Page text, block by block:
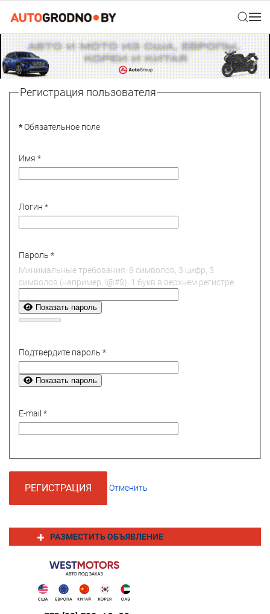
Регистрация пользователя
*Обязательное поле
Имя *
Логин *
Пароль *
Минимальные требования: 8 символов, 3 цифр, 3
символов (например, !@#$), 1 букв в верхнем регистре
Показать пароль
Подтвердите пароль *
Показать пароль
E-mail *
РЕГИСТРАЦИЯ Отменить
РАЗМЕСТИТЬ ОБЪЯВЛЕНИЕ